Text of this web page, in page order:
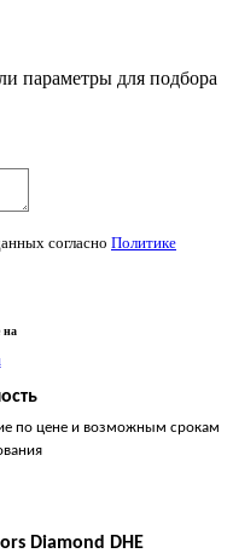
параметры для подбора
согласно Политике
на
по цене и возможным срокам
Diamond DHE